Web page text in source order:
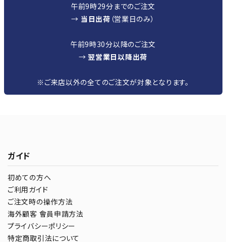
午前9時29分までのご注文
→ 当日出荷 （営業日のみ）
午前9時30分以降のご注文
→翌営業日以降出荷
※ご来店以外の全てのご注文が対象となります。
ガイド
初めての方へ
ご利用ガイド
ご注文時の操作方法
海外顧客 會員申請方法
プライバシーポリシー
特定商取引法について